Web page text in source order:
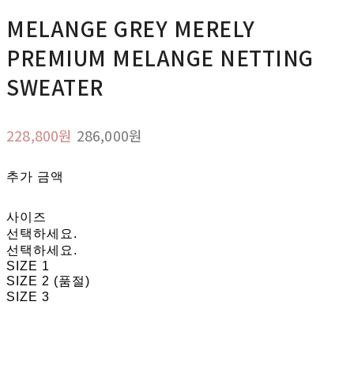
MELANGE GREY MERELY
PREMIUM MELANGE NETTING
SWEATER
228,800원 286,000원
추가 금액
사이즈
선택하세요.
선택하세요.
SIZE 1
SIZE 2 (품절)
SIZE 3